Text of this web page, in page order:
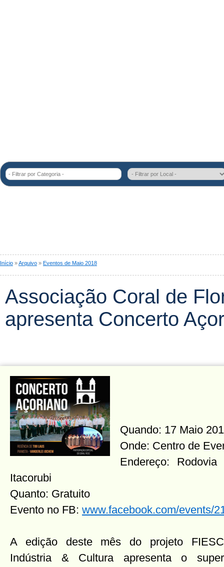
- Filtrar por Categoria -
Início »Arquivo » Eventos de Maio 2018
Associação Coral de
apresenta Concerto
Quando: 17 Maio
Onde: Centro de
Endereço:
Itacorubi
Quanto: Gratuito
Evento no FB: www.facebook.com/events/
A edição deste mês do projeto FIESC
Indústria & Cultura apresenta o super